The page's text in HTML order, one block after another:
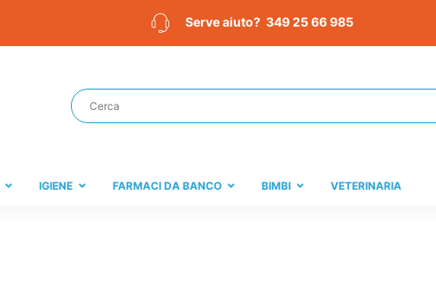
Serve aiuto? 349 25 66 985
IGIENE FARMACI DA BANCO BIMBI VETERINARIA